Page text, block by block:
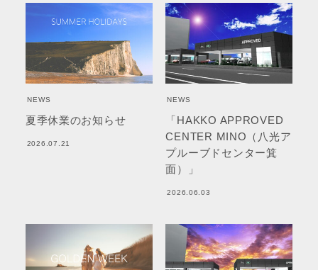
NEWS
夏季休業のお知らせ
2026.07.21
NEWS
「HAKKO APPROVED
CENTER MINO（八光ア
プルーブドセンター箕
面）」
2026.06.03